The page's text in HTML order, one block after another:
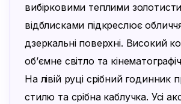
вибірковими теплими
відблисками підкреслює
дзеркальні поверхні. Високий
об’ємне світло та
На лівій руці срібний годинник
стилю та срібна каблучка. Усі